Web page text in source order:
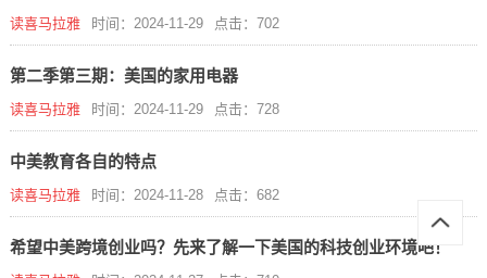
读喜马拉雅 时间：2024-11-29 点击：702
第二季第三期：美国的家用电器
读喜马拉雅 时间：2024-11-29 点击：728
中美教育各自的特点
读喜马拉雅 时间：2024-11-28 点击：682
希望中美跨境创业吗？先来了解一下美国的科技创业环境吧！